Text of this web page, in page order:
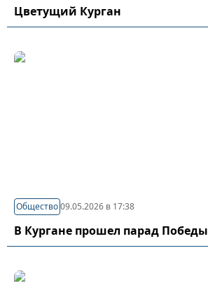
Цветущий Курган
Общество09.05.2026 в 17:38
В Кургане прошел парад Победы